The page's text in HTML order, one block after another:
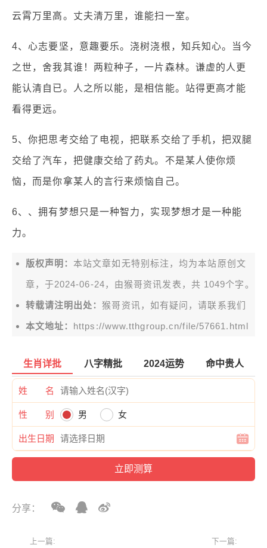
云霄万里高。丈夫清万里，谁能扫一室。
4、心志要坚，意趣要乐。浇树浇根，知兵知心。当今
之世，舍我其谁！两粒种子，一片森林。谦虚的人更
能认清自已。人之所以能，是相信能。站得更高才能
看得更远。
5、你把思考交给了电视，把联系交给了手机，把双腿
交给了汽车，把健康交给了药丸。不是某人使你烦
恼，而是你拿某人的言行来烦恼自己。
6、、拥有梦想只是一种智力，实现梦想才是一种能
力。
版权声明： 本站文章如无特别标注，均为本站原创文
章，于2024-06-24，由猴哥资讯 发表，共 1049个字。
转载请注明出处：猴哥资讯，如有疑问，请联系我们
本文地址： https://www.tthgroup.cn/file/57661.html
生肖详批 八字精批 2024运势 命中贵人
姓 名
性 别 男 女
出生日期
分享：
上一篇: 下一篇: